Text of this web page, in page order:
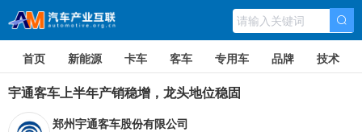
首页 新能源 卡车 客车 专用车 品牌 技术
宇通客车上半年产销稳增，龙头地位稳固
郑州宇通客车股份有限公司